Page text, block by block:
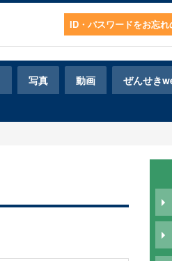
ID・パスワードをお忘れ
写真 動画
ぜんせき